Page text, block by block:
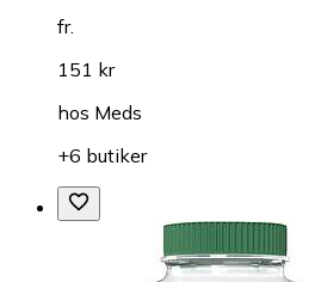
fr.
151 kr
hos Meds
+6 butiker